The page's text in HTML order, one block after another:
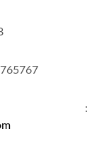
: